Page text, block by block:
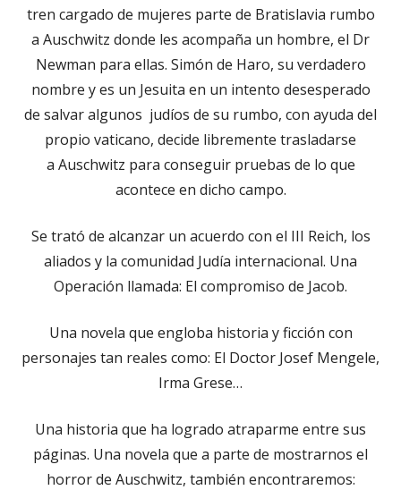
tren cargado de mujeres parte de Bratislavia rumbo
a Auschwitz donde les acompaña un hombre, el Dr
Newman para ellas. Simón de Haro, su verdadero
nombre y es un Jesuita en un intento desesperado
de salvar algunos judíos de su rumbo, con ayuda del
propio vaticano, decide libremente trasladarse
a Auschwitz para conseguir pruebas de lo que
acontece en dicho campo.
Se trató de alcanzar un acuerdo con el III Reich, los
aliados y la comunidad Judía internacional. Una
Operación llamada: El compromiso de Jacob.
Una novela que engloba historia y ficción con
personajes tan reales como: El Doctor Josef Mengele,
Irma Grese…
Una historia que ha logrado atraparme entre sus
páginas. Una novela que a parte de mostrarnos el
horror de Auschwitz, también encontraremos: